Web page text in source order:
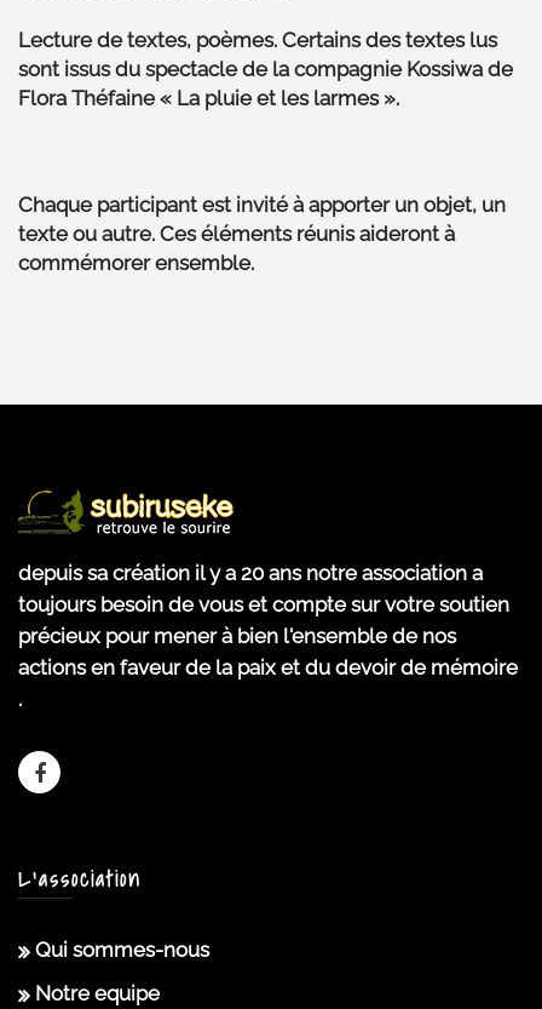
Lecture de textes, poèmes. Certains des textes lus
sont issus du spectacle de la compagnie Kossiwa de
Flora Théfaine « La pluie et les larmes ».
Chaque participant est invité à apporter un objet, un
texte ou autre. Ces éléments réunis aideront à
commémorer ensemble.
depuis sa création il y a 20 ans notre association a
toujours besoin de vous et compte sur votre soutien
précieux pour mener à bien l'ensemble de nos
actions en faveur de la paix et du devoir de mémoire
.
L’association
Qui sommes-nous
Notre equipe